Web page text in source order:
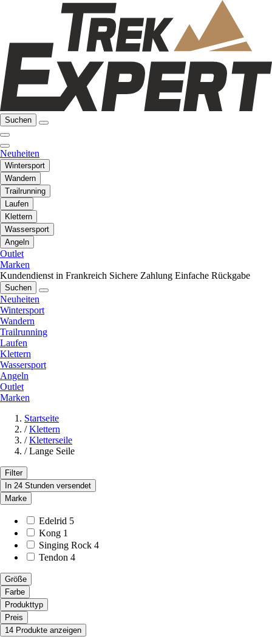
Suchen
Neuheiten
Wintersport
Wandern
Trailrunning
Laufen
Klettern
Wassersport
Angeln
Outlet
Marken
Kundendienst in Frankreich Sichere Zahlung Einfache Rückgabe
Suchen
Neuheiten
Wintersport
Wandern
Trailrunning
Laufen
Klettern
Wassersport
Angeln
Outlet
Marken
Startseite
/ Klettern
/ Kletterseile
/ Lange Seile
Filter
In 24 Stunden versendet
Marke
Edelrid 5
Kong 1
Singing Rock 4
Tendon 4
Größe
Farbe
Produkttyp
Preis
14 Produkte anzeigen